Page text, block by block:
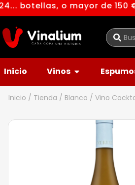
botellas, o mayor de 150
Inicio Vinos
Inicio / Tienda / Blanco / Vino